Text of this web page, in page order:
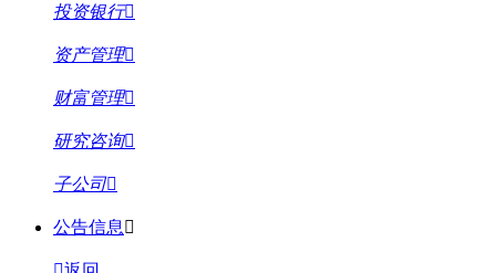
投资银行
资产管理
财富管理
研究咨询
子公司
公告信息